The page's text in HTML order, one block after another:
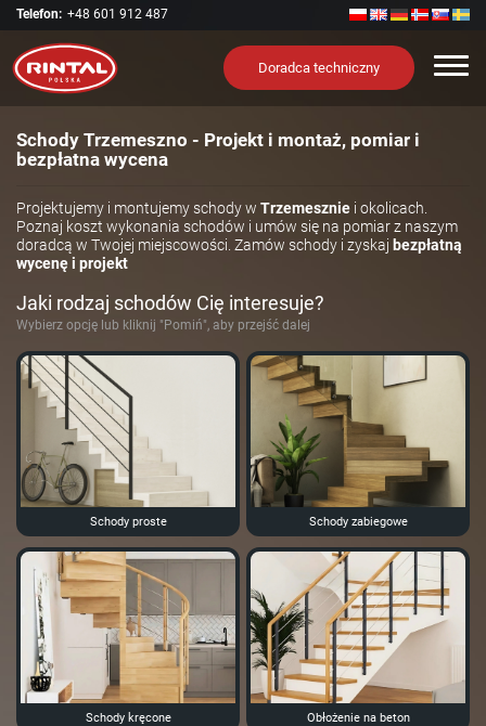
Telefon: +48 601 912 487
Doradca techniczny
Schody Trzemeszno - Projekt i montaż, pomiar i
bezpłatna wycena
Projektujemy i montujemy schody w Trzemesznie i okolicach.
Poznaj koszt wykonania schodów i umów się na pomiar z naszym
doradcą w Twojej miejscowości. Zamów schody i zyskaj bezpłatną
wycenę i projekt
Jaki rodzaj schodów Cię interesuje?
Wybierz opcję lub kliknij "Pomiń", aby przejść dalej
Schody proste Schody zabiegowe
Schody kręcone Obłożenie na beton